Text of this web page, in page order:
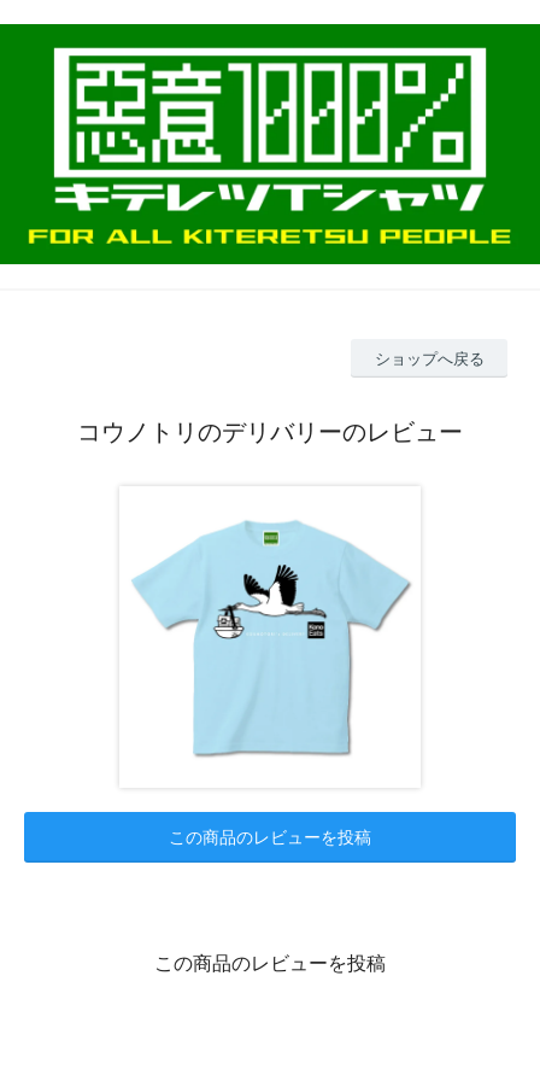
ショップへ戻る
コウノトリのデリバリーのレビュー
この商品のレビューを投稿
この商品のレビューを投稿